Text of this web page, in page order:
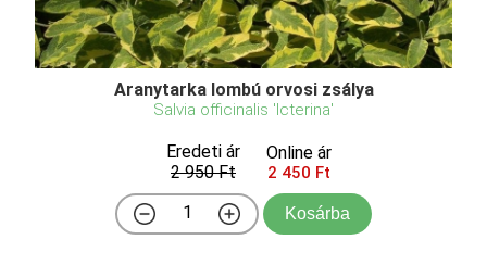
Aranytarka lombú orvosi zsálya
Salvia officinalis 'Icterina'
Eredeti ár
2 950 Ft
Online ár
2 450 Ft
Kosárba